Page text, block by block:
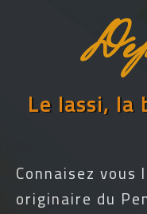
Le lassi, la
Connaisez
originaire du